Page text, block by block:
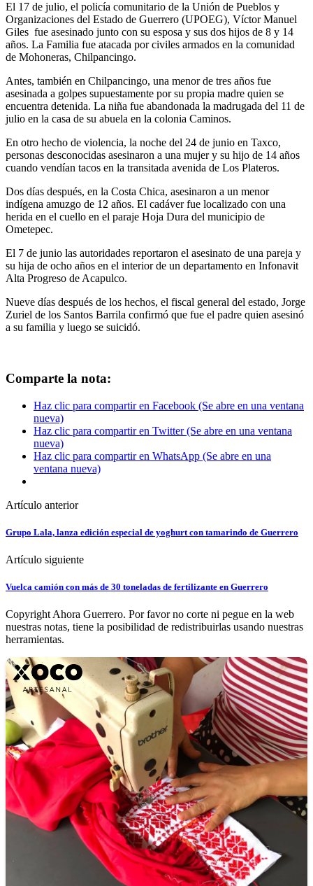
El 17 de julio, el policía comunitario de la Unión de Pueblos y
Organizaciones del Estado de Guerrero (UPOEG), Víctor Manuel
Giles fue asesinado junto con su esposa y sus dos hijos de 8 y 14
años. La Familia fue atacada por civiles armados en la comunidad
de Mohoneras, Chilpancingo.
Antes, también en Chilpancingo, una menor de tres años fue
asesinada a golpes supuestamente por su propia madre quien se
encuentra detenida. La niña fue abandonada la madrugada del 11 de
julio en la casa de su abuela en la colonia Caminos.
En otro hecho de violencia, la noche del 24 de junio en Taxco,
personas desconocidas asesinaron a una mujer y su hijo de 14 años
cuando vendían tacos en la transitada avenida de Los Plateros.
Dos días después, en la Costa Chica, asesinaron a un menor
indígena amuzgo de 12 años. El cadáver fue localizado con una
herida en el cuello en el paraje Hoja Dura del municipio de
Ometepec.
El 7 de junio las autoridades reportaron el asesinato de una pareja y
su hija de ocho años en el interior de un departamento en Infonavit
Alta Progreso de Acapulco.
Nueve días después de los hechos, el fiscal general del estado, Jorge
Zuriel de los Santos Barrila confirmó que fue el padre quien asesinó
a su familia y luego se suicidó.
Comparte la nota:
Haz clic para compartir en Facebook (Se abre en una ventana
nueva)
Haz clic para compartir en Twitter (Se abre en una ventana
nueva)
Haz clic para compartir en WhatsApp (Se abre en una
ventana nueva)
Artículo anterior
Grupo Lala, lanza edición especial de yoghurt con tamarindo de Guerrero
Artículo siguiente
Vuelca camión con más de 30 toneladas de fertilizante en Guerrero
Copyright Ahora Guerrero. Por favor no corte ni pegue en la web
nuestras notas, tiene la posibilidad de redistribuirlas usando nuestras
herramientas.